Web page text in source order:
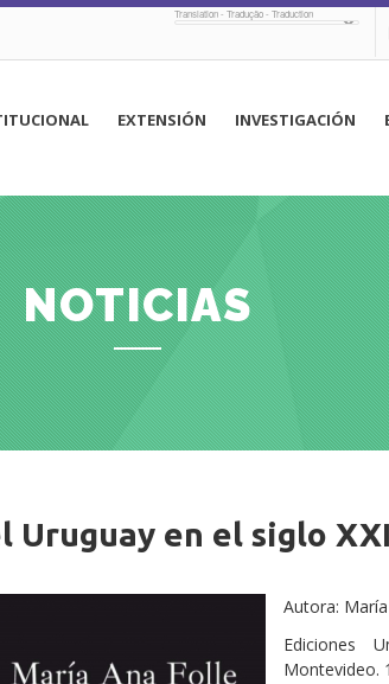
Translation - Tradução - Traduction
EXTENSIÓN INVESTIGACIÓN
NOTICIAS
Uruguay en el siglo XXI
Autora:
Ediciones
Montevideo.